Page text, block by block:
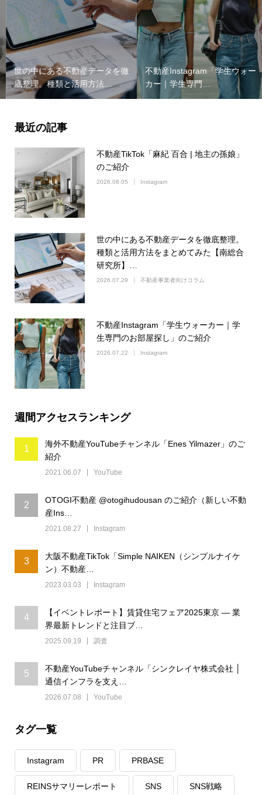
世の中にある不動産データを徹
底整理。種類と活用方法…
不動産Instagram「学生ウォー
カー｜学生専門…
最近の記事
不動産TikTok「麻紀 百合 | 地主の孫娘」
のご紹介
2026.08.05 Instagram
世の中にある不動産データを徹底整理。
種類と活用方法をまとめてみた【南総合
研究所】…
2026.07.29 不動産事業者向けコラム
不動産Instagram「学生ウォーカー｜学
生専門のお部屋探し」のご紹介
2026.07.22 Instagram
週間アクセスランキング
1
海外不動産YouTubeチャンネル「Enes Yilmazer」のご
紹介
2021.06.07 YouTube
2
OTOGI不動産 @otogihudousan のご紹介（新しい不動
産Ins…
2021.08.27 Instagram
3
大阪不動産TikTok「Simple NAIKEN（シンプルナイケ
ン）不動産…
2023.03.03 Instagram
4
【イベントレポート】賃貸住宅フェア2025東京 ― 業
界最新トレンドと注目ブ…
2025.09.19 調査
5
不動産YouTubeチャンネル「シンクレイヤ株式会社 │
通信インフラを支え…
2026.07.08 YouTube
タグ一覧
Instagram PR PRBASE
REINSサマリーレポート SNS SNS戦略